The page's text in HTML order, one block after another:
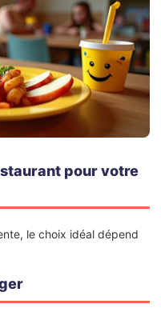
pour votre
le choix idéal dépend